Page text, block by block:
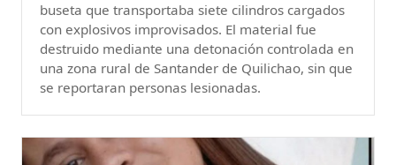
buseta que transportaba siete cilindros cargados
con explosivos improvisados. El material fue
destruido mediante una detonación controlada en
una zona rural de Santander de Quilichao, sin que
se reportaran personas lesionadas.